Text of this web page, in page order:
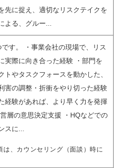
先に捉え、適切なリスクテイクを
よる、グルー...
です。 ・事業会社の現場で、リス
実際に向き合った経験 ・部門を
トやタスクフォースを動かした、
害の調整・折衝をやり切った経験
経験があれば、より早く力を発揮
層の意思決定支援 ・HQなどでの
スに...
、カウンセリング（面談）時に